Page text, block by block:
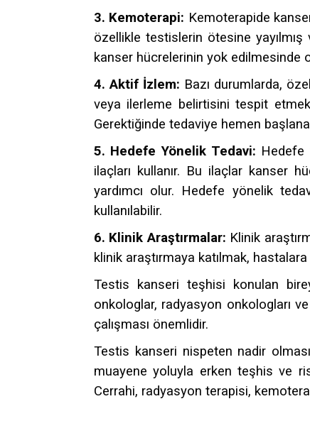
3. Kemoterapi: Kemoterapide
özellikle testislerin ötesine yayılmış
kanser hücrelerinin yok edilmesinde
4. Aktif İzlem: Bazı durumlarda,
veya ilerleme belirtisini tespit
Gerektiğinde tedaviye hemen
5. Hedefe Yönelik Tedavi: Hedefe
ilaçları kullanır. Bu ilaçlar kanser
yardımcı olur. Hedefe yönelik
kullanılabilir.
6. Klinik Araştırmalar: Klinik
klinik araştırmaya katılmak,
Testis kanseri teşhisi konulan
onkologlar, radyasyon onkologları
çalışması önemlidir.
Testis kanseri nispeten nadir
muayene yoluyla erken teşhis ve
Cerrahi, radyasyon terapisi,